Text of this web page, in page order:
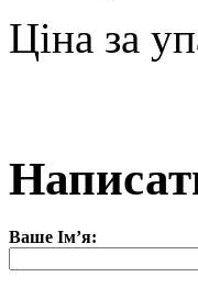
Ціна за
Ваше Ім’я: